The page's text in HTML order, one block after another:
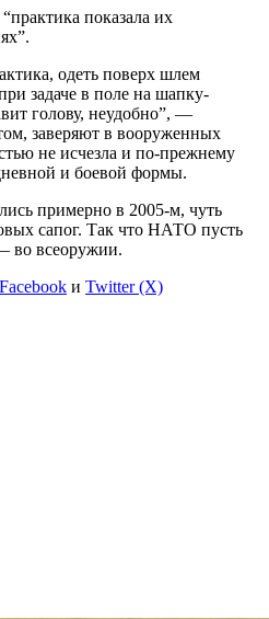
показала их
одеть поверх шлем
задаче в поле на шапку-
голову, неудобно”, —
заверяют в вооруженных
не исчезла и по-прежнему
и боевой формы.
примерно в 2005-м, чуть
сапог. Так что НАТО пусть
во всеоружии.
Facebook и Twitter (X)